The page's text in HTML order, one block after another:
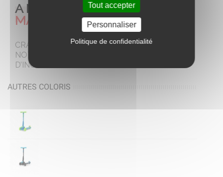
A NE PAS
MANQUER
CRAQUEZ POUR
NOTRE SELECTION
D’INCONTOURNABLES
AUTRES COLORIS
Tout accepter
Personnaliser
Politique de confidentialité